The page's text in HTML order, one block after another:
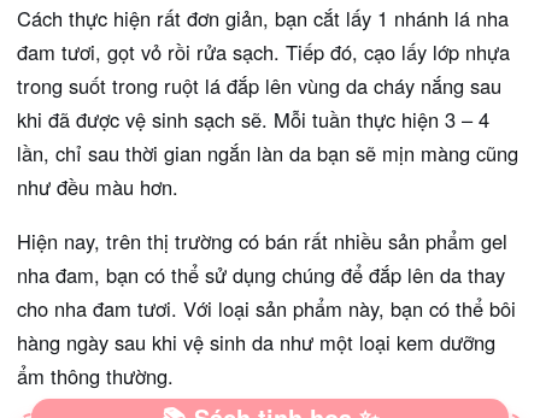
Cách thực hiện rất đơn giản, bạn cắt lấy 1 nhánh lá nha
đam tươi, gọt vỏ rồi rửa sạch. Tiếp đó, cạo lấy lớp nhựa
trong suốt trong ruột lá đắp lên vùng da cháy nắng sau
khi đã được vệ sinh sạch sẽ. Mỗi tuần thực hiện 3 – 4
lần, chỉ sau thời gian ngắn làn da bạn sẽ mịn màng cũng
như đều màu hơn.
Hiện nay, trên thị trường có bán rất nhiều sản phẩm gel
nha đam, bạn có thể sử dụng chúng để đắp lên da thay
cho nha đam tươi. Với loại sản phẩm này, bạn có thể bôi
hàng ngày sau khi vệ sinh da như một loại kem dưỡng
ẩm thông thường.